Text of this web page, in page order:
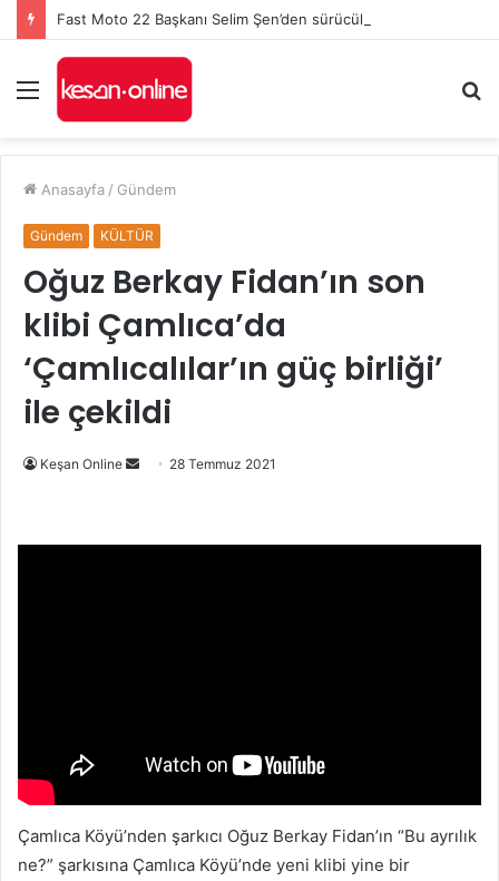
Menü
...
Anasayfa / Gündem
Gündem KÜLTÜR
Oğuz Berkay Fidan’ın son
klibi Çamlıca’da
‘Çamlıcalılar’ın güç birliği’
ile çekildi
Keşan Online
Bir
göndermek
28 Temmuz 2021
Çamlıca Köyü’nden şarkıcı Oğuz Berkay Fidan’ın “Bu ayrılık
ne?” şarkısına Çamlıca Köyü’nde yeni klibi yine bir